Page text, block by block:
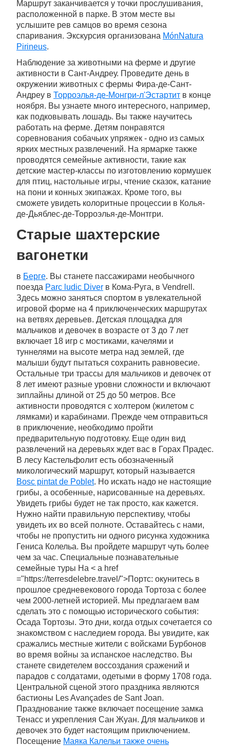
Маршрут заканчивается у точки прослушивания,
расположенной в парке. В этом месте вы
услышите рев самцов во время сезона
спаривания. Экскурсия организована MónNatura
Pirineus.
Наблюдение за животными на ферме и другие
активности в Сант-Андреу. Проведите день в
окружении животных с фермы Фира-де-Сант-
Андреу в Торроэлья-де-Монгри-л'Эстартит в конце
ноября. Вы узнаете много интересного, например,
как подковывать лошадь. Вы также научитесь
работать на ферме. Детям понравятся
соревнования собачьих упряжек - одно из самых
ярких местных развлечений. На ярмарке также
проводятся семейные активности, такие как
детские мастер-классы по изготовлению кормушек
для птиц, настольные игры, чтение сказок, катание
на пони и конных экипажах. Кроме того, вы
сможете увидеть колоритные процессии в Колья-
де-Дьяблес-де-Торроэлья-де-Монтгри.
Старые шахтерские
вагонетки
в Берге. Вы станете пассажирами необычного
поезда Parc ludic Diver в Кома-Руга, в Vendrell.
Здесь можно заняться спортом в увлекательной
игровой форме на 4 приключенческих маршрутах
на ветвях деревьев. Детская площадка для
мальчиков и девочек в возрасте от 3 до 7 лет
включает 18 игр с мостиками, качелями и
туннелями на высоте метра над землей, где
малыши будут пытаться сохранить равновесие.
Остальные три трассы для мальчиков и девочек от
8 лет имеют разные уровни сложности и включают
зиплайны длиной от 25 до 50 метров. Все
активности проводятся с холтером (жилетом с
лямками) и карабинами. Прежде чем отправиться
в приключение, необходимо пройти
предварительную подготовку. Еще один вид
развлечений на деревьях ждет вас в Горах Прадес.
В лесу Кастельфолит есть обозначенный
микологический маршрут, который называется
Bosc pintat de Poblet. Но искать надо не настоящие
грибы, а особенные, нарисованные на деревьях.
Увидеть грибы будет не так просто, как кажется.
Нужно найти правильную перспективу, чтобы
увидеть их во всей полноте. Оставайтесь с нами,
чтобы не пропустить ни одного рисунка художника
Гениса Колельа. Вы пройдете маршрут чуть более
чем за час. Специальные познавательные
семейные туры На < a href
="https://terresdelebre.travel/">Портс: окунитесь в
прошлое средневекового города Тортоза с более
чем 2000-летней историей. Мы предлагаем вам
сделать это с помощью исторического события:
Осада Тортозы. Это дни, когда отдых сочетается со
знакомством с наследием города. Вы увидите, как
сражались местные жители с войсками Бурбонов
во время войны за испанское наследство. Вы
станете свидетелем воссоздания сражений и
парадов с солдатами, одетыми в форму 1708 года.
Центральной сценой этого праздника являются
бастионы Les Avançades de Sant Joan.
Празднование также включает посещение замка
Тенасс и укрепления Сан Жуан. Для мальчиков и
девочек это будет настоящим приключением.
Посещение Маяка Калельи также очень